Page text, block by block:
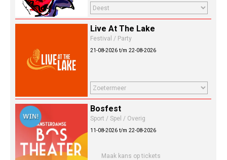
Live At The Lake
Festival / Party
21-08-2026 t/m 22-08-2026
Bosfest
Sport / Spel / Overig
11-08-2026 t/m 22-08-2026
Maak kans op tickets